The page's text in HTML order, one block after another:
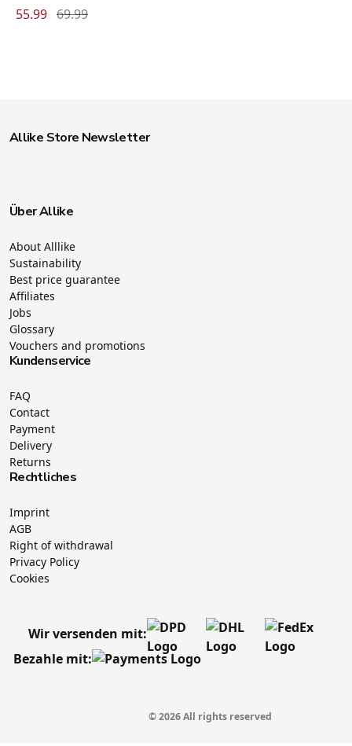
55.99 69.99
Allike Store Newsletter
Über Allike
About Alllike
Sustainability
Best price guarantee
Affiliates
Jobs
Glossary
Vouchers and promotions
Kundenservice
FAQ
Contact
Payment
Delivery
Returns
Rechtliches
Imprint
AGB
Right of withdrawal
Privacy Policy
Cookies
Wir versenden mit:
Bezahle mit:
© 2026 All rights reserved